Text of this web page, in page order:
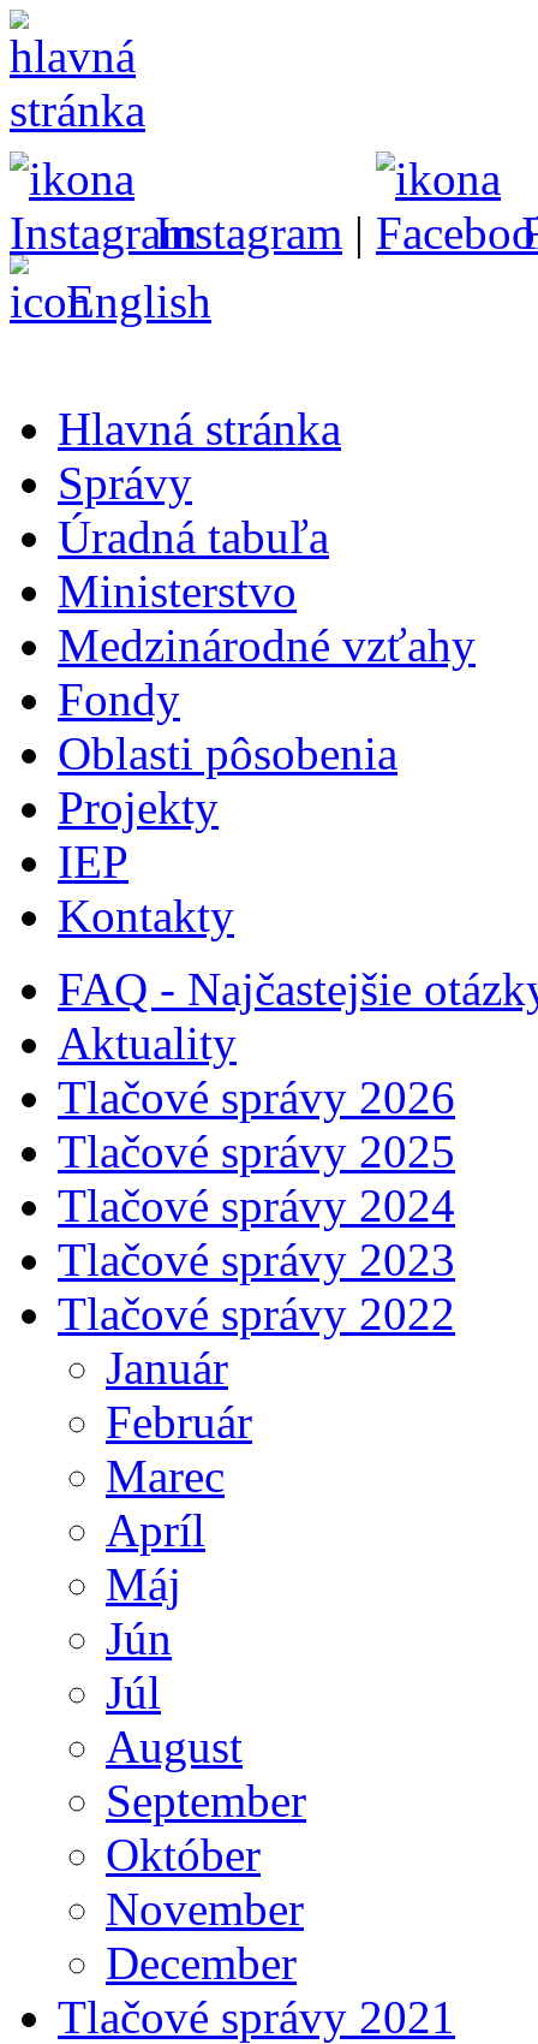
Instagram |
English
Hlavná stránka
Správy
Úradná tabuľa
Ministerstvo
Medzinárodné vzťahy
Fondy
Oblasti pôsobenia
Projekty
IEP
Kontakty
FAQ - Najčastejšie
Aktuality
Tlačové správy 2026
Tlačové správy 2025
Tlačové správy 2024
Tlačové správy 2023
Tlačové správy 2022
Január
Február
Marec
Apríl
Máj
Jún
Júl
August
September
Október
November
December
Tlačové správy 2021